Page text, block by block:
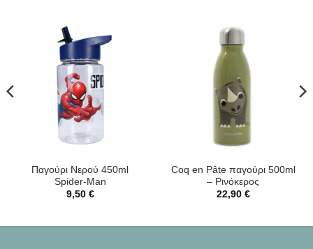
Παγούρι Νερού 450ml
Spider-Man
9,50 €
Coq en Pâte παγούρι 500ml
– Ρινόκερος
22,90 €